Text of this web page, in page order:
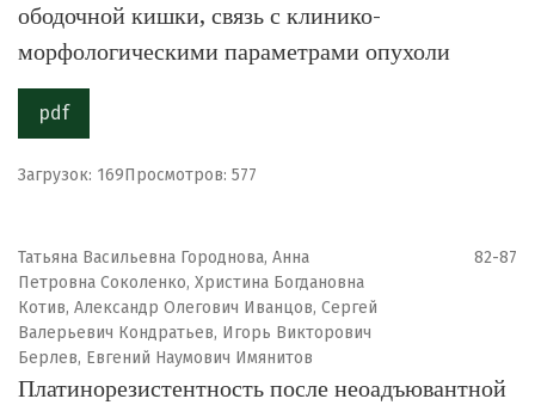
ободочной кишки, связь с клинико-
морфологическими параметрами опухоли
pdf
Загрузок: 169Просмотров: 577
Татьяна Васильевна Городнова, Анна
Петровна Соколенко, Христина Богдановна
Котив, Александр Олегович Иванцов, Сергей
Валерьевич Кондратьев, Игорь Викторович
Берлев, Евгений Наумович Имянитов
82-87
Платинорезистентность после неоадъювантной